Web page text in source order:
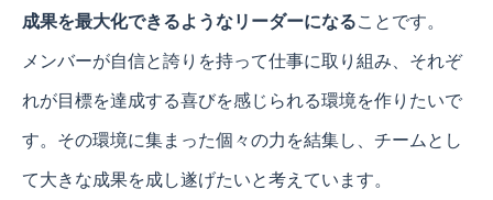
成果を最大化できるようなリーダーになることです。
メンバーが自信と誇りを持って仕事に取り組み、それぞ
れが目標を達成する喜びを感じられる環境を作りたいで
す。その環境に集まった個々の力を結集し、チームとし
て大きな成果を成し遂げたいと考えています。